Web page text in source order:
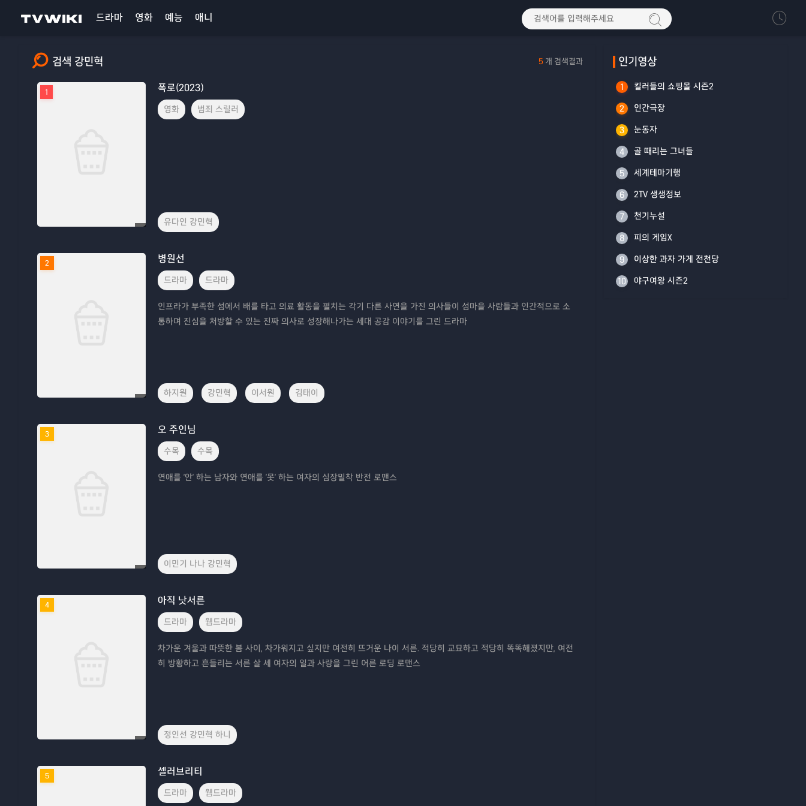
드라마 영화 예능 애니
검색 강민혁 5 개 검색결과
1 폭로(2023)
영화 범죄 스릴러
유다인 강민혁
2 병원선
드라마 드라마
인프라가 부족한 섬에서 배를 타고 의료 활동을 펼치는 각기 다른 사연을 가진 의사들이 섬마을 사람들과 인간적으로 소
통하며 진심을 처방할 수 있는 진짜 의사로 성장해나가는 세대 공감 이야기를 그린 드라마
하지원 강민혁 이서원 김태이
3 오 주인님
수목 수목
연애를 '안' 하는 남자와 연애를 '못' 하는 여자의 심장밀착 반전 로맨스
이민기 나나 강민혁
4 아직 낫서른
드라마 웹드라마
차가운 겨울과 따뜻한 봄 사이, 차가워지고 싶지만 여전히 뜨거운 나이 서른. 적당히 교묘하고 적당히 똑똑해졌지만, 여전
히 방황하고 흔들리는 서른 살 세 여자의 일과 사랑을 그린 어른 로딩 로맨스
정인선 강민혁 하니
5 셀러브리티
드라마 웹드라마
인기영상
1 킬러들의 쇼핑몰 시즌2
2 인간극장
3 눈동자
4 골 때리는 그녀들
5 세계테마기행
6 2TV 생생정보
7 천기누설
8 피의 게임X
9 이상한 과자 가게 전천당
10 야구여왕 시즌2